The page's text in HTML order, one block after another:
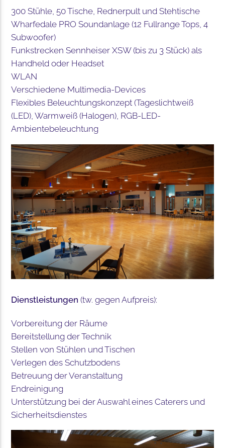
300 Stühle, 50 Tische, Rednerpult und Stehtische
Wharfedale PRO Soundanlage (12 Fullrange Tops, 4
Subwoofer)
Funkstrecken Sennheiser XSW (bis zu 3 Stück) als
Handheld oder Headset
WLAN
Verschiedene Multimedia-Devices
Flexibles Beleuchtungskonzept (Tageslichtweiß
(LED), Warmweiß (Halogen), RGB-LED-
Ambientebeleuchtung
Dienstleistungen (tw. gegen Aufpreis):
Vorbereitung der Räume
Bereitstellung der Technik
Stellen von Stühlen und Tischen
Verlegen des Schutzbodens
Betreuung der Veranstaltung
Endreinigung
Unterstützung bei der Auswahl eines Caterers und
Sicherheitsdienstes